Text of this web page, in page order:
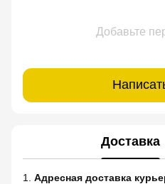
Добавьте
Доставка
1. Адресная доставка